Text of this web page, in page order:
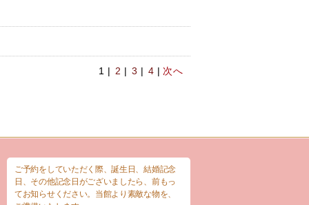
1 | 2 | 3 | 4 | 次へ
ご予約をしていただく際、誕生日、結婚記念
日、その他記念日がございましたら、前もっ
てお知らせください。当館より素敵な物を、